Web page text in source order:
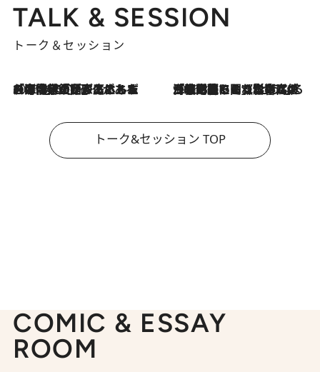
TALK & SESSION
トーク＆セッション
2026.8.3
「今後値上げがあるとすれば…」「リスクがあるのは今年の冬」エネルギー専門家が語る、ホルムズ海峡封鎖が家庭にもたらす“ある心配” 2026.8.3
「住宅建てられない…」「サーチャージ料の高値が続いている」ホルムズ海峡封鎖による影響はいつまで続く？《エネルギー専門家に聞く“どうなる日本の暮らし”》
トーク&セッション TOP
COMIC & ESSAY
ROOM